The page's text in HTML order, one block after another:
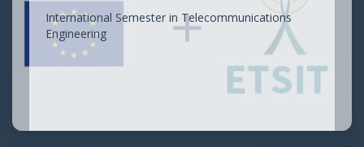
International Semester in Telecommunications
Engineering